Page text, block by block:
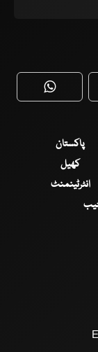
پاکستان
کھیل
انٹرٹینمنٹ